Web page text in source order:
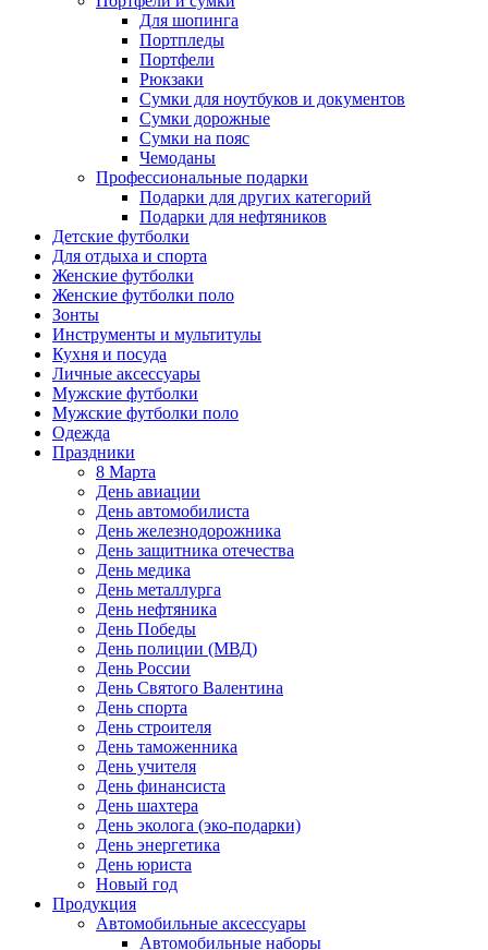
Для шопинга
Портпледы
Портфели
Рюкзаки
Сумки для ноутбуков и документов
Сумки дорожные
Сумки на пояс
Чемоданы
Профессиональные подарки
Подарки для других категорий
Подарки для нефтяников
Детские футболки
Для отдыха и спорта
Женские футболки
Женские футболки поло
Зонты
Инструменты и мультитулы
Кухня и посуда
Личные аксессуары
Мужские футболки
Мужские футболки поло
Одежда
Праздники
8 Марта
День авиации
День автомобилиста
День железнодорожника
День защитника отечества
День медика
День металлурга
День нефтяника
День Победы
День полиции (МВД)
День России
День Святого Валентина
День спорта
День строителя
День таможенника
День учителя
День финансиста
День шахтера
День эколога (эко-подарки)
День энергетика
День юриста
Новый год
Продукция
Автомобильные аксессуары
Автомобильные наборы